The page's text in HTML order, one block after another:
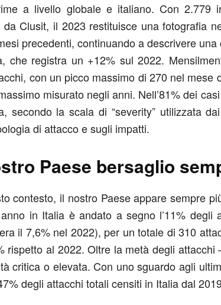
a livello globale e italiano. Con 2.779
da Clusit, il 2023 restituisce una fotografia
precedenti, continuando a descrivere
che registra un +12% sul 2022.
con un picco massimo di 270 nel mese
misurato negli anni. Nell’81% dei
secondo la scala di “severity” utilizzata
di attacco e sugli impatti.
Paese bersaglio
contesto, il nostro Paese appare sempre
in Italia è andato a segno l’11% degli
il 7,6% nel 2022), per un totale di 310
rispetto al 2022. Oltre la metà degli
critica o elevata. Con uno sguardo agli
degli attacchi totali censiti in Italia dal